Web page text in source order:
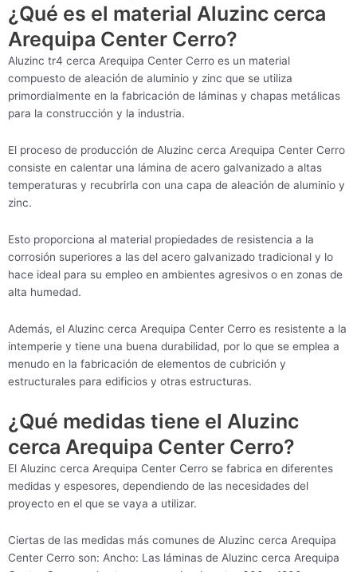
¿Qué es el material Aluzinc cerca
Arequipa Center Cerro?
Aluzinc tr4 cerca Arequipa Center Cerro es un material
compuesto de aleación de aluminio y zinc que se utiliza
primordialmente en la fabricación de láminas y chapas metálicas
para la construcción y la industria.
El proceso de producción de Aluzinc cerca Arequipa Center Cerro
consiste en calentar una lámina de acero galvanizado a altas
temperaturas y recubrirla con una capa de aleación de aluminio y
zinc.
Esto proporciona al material propiedades de resistencia a la
corrosión superiores a las del acero galvanizado tradicional y lo
hace ideal para su empleo en ambientes agresivos o en zonas de
alta humedad.
Además, el Aluzinc cerca Arequipa Center Cerro es resistente a la
intemperie y tiene una buena durabilidad, por lo que se emplea a
menudo en la fabricación de elementos de cubrición y
estructurales para edificios y otras estructuras.
¿Qué medidas tiene el Aluzinc
cerca Arequipa Center Cerro?
El Aluzinc cerca Arequipa Center Cerro se fabrica en diferentes
medidas y espesores, dependiendo de las necesidades del
proyecto en el que se vaya a utilizar.
Ciertas de las medidas más comunes de Aluzinc cerca Arequipa
Center Cerro son: Ancho: Las láminas de Aluzinc cerca Arequipa